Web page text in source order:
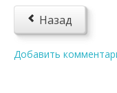
Назад
Добавить